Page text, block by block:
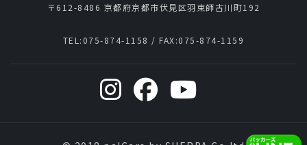
〒612-8486 京都府京都市伏見区羽束師古川町192
TEL: 075-874-1158 / FAX:075-874-1159